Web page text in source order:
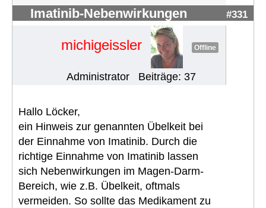
Imatinib-Nebenwirkungen #331
michigeissler Offline
Administrator Beiträge: 37
Hallo Löcker,
ein Hinweis zur genannten Übelkeit bei
der Einnahme von Imatinib. Durch die
richtige Einnahme von Imatinib lassen
sich Nebenwirkungen im Magen-Darm-
Bereich, wie z.B. Übelkeit, oftmals
vermeiden. So sollte das Medikament zu